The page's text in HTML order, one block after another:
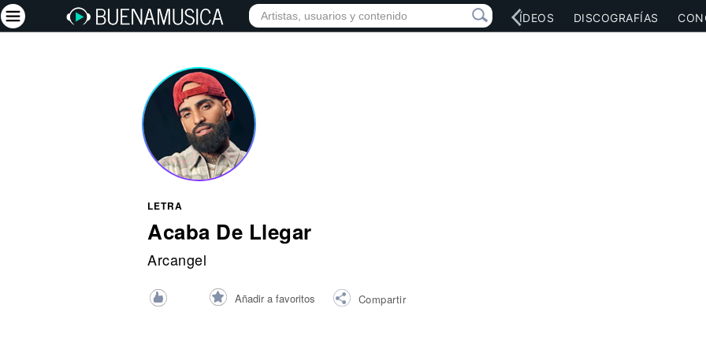
INICIO ARTISTAS RED SOCIAL MÚSICA VÍDEOS DISCOGRAFÍAS
LETRA
Acaba De Llegar
Arcangel
Añadir a favoritos Compartir